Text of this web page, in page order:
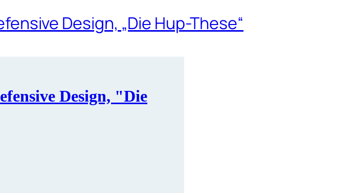
Design, „Die Hup-These“